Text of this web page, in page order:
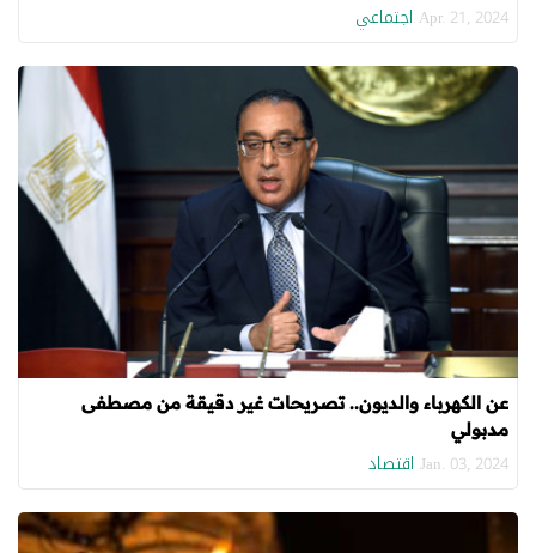
Apr. 21, 2024 اجتماعي
عن الكهرباء والديون.. تصريحات غير دقيقة من مصطفى
مدبولي
Jan. 03, 2024 اقتصاد